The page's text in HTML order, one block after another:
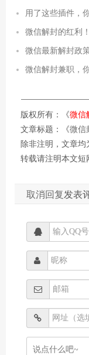
用了这些插件，
微信解封的红利
微信最新解封政
微信解封兼职，
版权所有：《微信
文章标题：《微信
除非注明，文章均
转载请注明本文短
取消回复发表